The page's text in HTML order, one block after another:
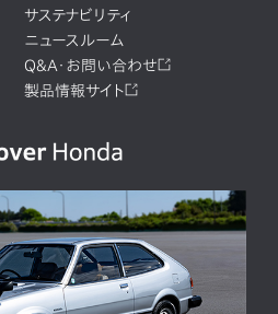
サステナビリティ
ニュースルーム
Q&A・お問い合わせ
製品情報サイト